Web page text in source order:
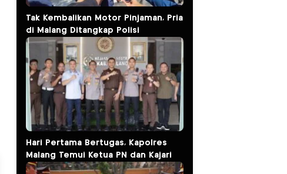
Tak Kembalikan Motor Pinjaman, Pria
di Malang Ditangkap Polisi
Hari Pertama Bertugas, Kapolres
Malang Temui Ketua PN dan Kajari